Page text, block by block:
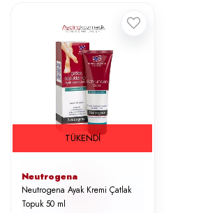
TÜKENDI
Neutrogena
Neutrogena Ayak Kremi Çatlak
Topuk 50 ml